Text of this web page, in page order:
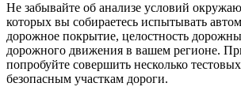
Не забывайте об анализе условий
которых вы собираетесь испытывать
дорожное покрытие, целостность
дорожного движения в вашем регионе.
попробуйте совершить несколько
безопасным участкам дороги.